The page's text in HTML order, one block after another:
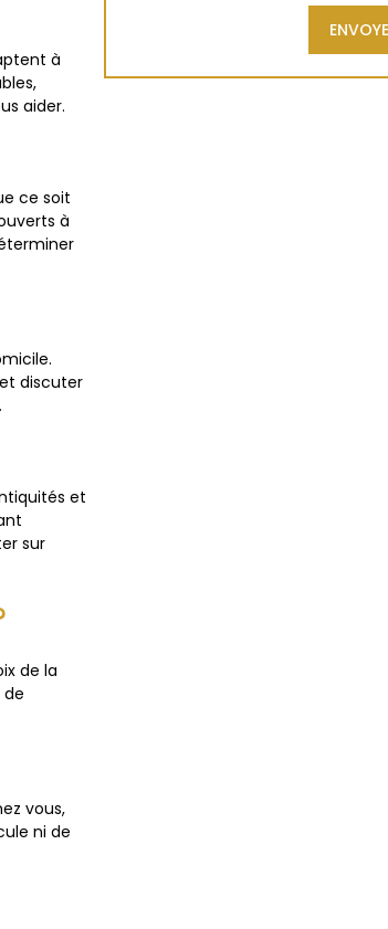
à
aider.
ce soit
à
discuter
et
sur
de la
vous,
ni de